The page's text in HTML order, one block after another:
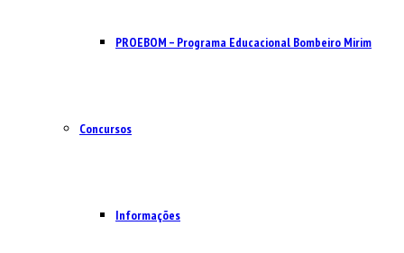
PROEBOM – Programa Educacional Bombeiro Mirim
Concursos
Informações